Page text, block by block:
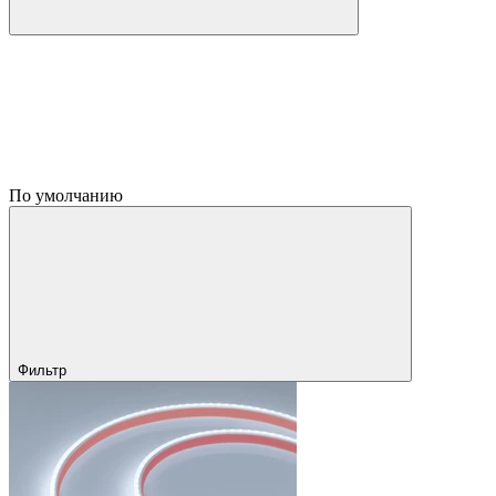
По умолчанию
Фильтр